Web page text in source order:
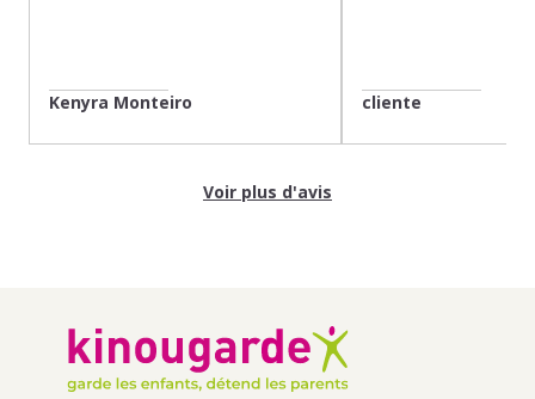
Kenyra Monteiro cliente
Voir plus d'avis